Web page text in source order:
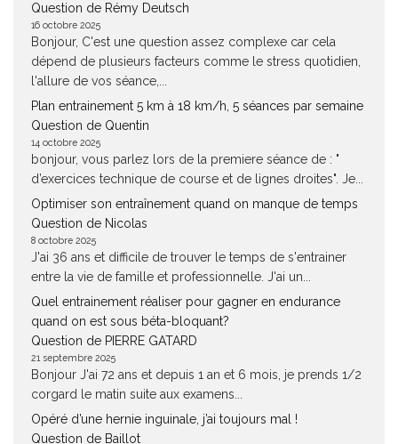
Question de Rémy Deutsch
16 octobre 2025
Bonjour, C'est une question assez complexe car cela
dépend de plusieurs facteurs comme le stress quotidien,
l'allure de vos séance,...
Plan entrainement 5 km à 18 km/h, 5 séances par semaine
Question de Quentin
14 octobre 2025
bonjour, vous parlez lors de la premiere séance de : "
d’exercices technique de course et de lignes droites". Je...
Optimiser son entraînement quand on manque de temps
Question de Nicolas
8 octobre 2025
J'ai 36 ans et difficile de trouver le temps de s'entrainer
entre la vie de famille et professionnelle. J'ai un...
Quel entrainement réaliser pour gagner en endurance
quand on est sous béta-bloquant?
Question de PIERRE GATARD
21 septembre 2025
Bonjour J'ai 72 ans et depuis 1 an et 6 mois, je prends 1/2
corgard le matin suite aux examens...
Opéré d’une hernie inguinale, j’ai toujours mal !
Question de Baillot